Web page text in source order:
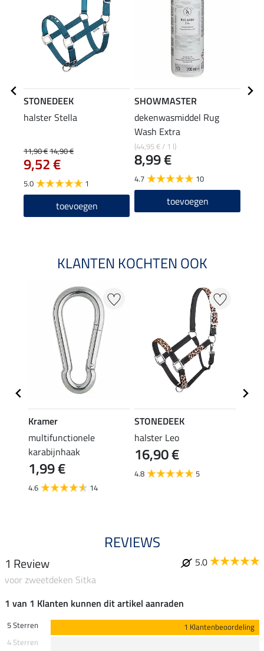
STONEDEEK
halster Stella
11,90 €14,90 €
9,52 €
5.0 1
toevoegen
SHOWMASTER
dekenwasmiddel Rug
Wash Extra
(44,95 € / 1 l)
8,99 €
4.7 10
toevoegen
KLANTEN KOCHTEN OOK
Kramer
multifunctionele
karabijnhaak
1,99 €
4.6 14
STONEDEEK
halster Leo
16,90 €
4.8 5
REVIEWS
1 Review
5.0
voor zweetdeken Sitka
1 van 1 Klanten kunnen dit artikel aanraden
5 Sterren
1 Klantenbeoordeling
4 Sterren